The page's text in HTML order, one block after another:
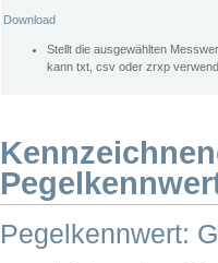
Download
Stellt die ausgewählten
kann txt, csv oder zrxp
Pegelkennwert: